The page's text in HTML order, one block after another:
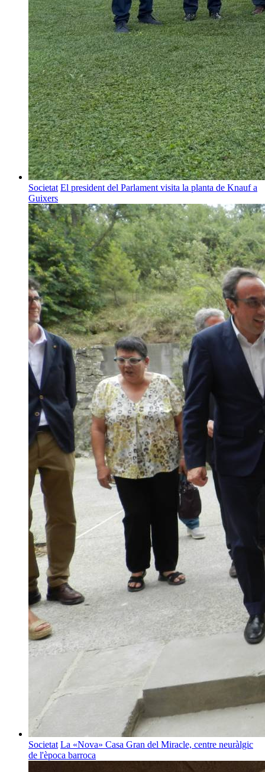
Societat El president del Parlament visita la planta de Knauf a
Guixers
Societat La «Nova» Casa Gran del Miracle, centre neuràlgic
de l'època barroca